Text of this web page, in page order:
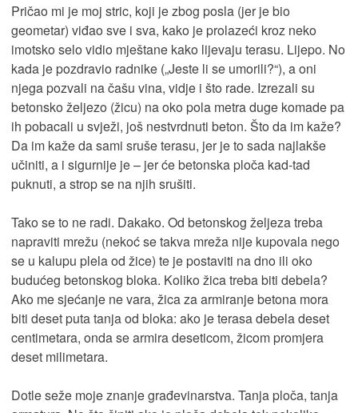
Pričao mi je moj stric, koji je zbog posla (jer je bio
geometar) viđao sve i sva, kako je prolazeći kroz neko
imotsko selo vidio mještane kako lijevaju terasu. Lijepo. No
kada je pozdravio radnike („Jeste li se umorili?“), a oni
njega pozvali na čašu vina, vidje i što rade. Izrezali su
betonsko željezo (žicu) na oko pola metra duge komade pa
ih pobacali u svježi, još nestvrdnuti beton. Što da im kaže?
Da im kaže da sami sruše terasu, jer je to sada najlakše
učiniti, a i sigurnije je – jer će betonska ploča kad-tad
puknuti, a strop se na njih srušiti.
Tako se to ne radi. Dakako. Od betonskog željeza treba
napraviti mrežu (nekoć se takva mreža nije kupovala nego
se u kalupu plela od žice) te je postaviti na dno ili oko
budućeg betonskog bloka. Koliko žica treba biti debela?
Ako me sjećanje ne vara, žica za armiranje betona mora
biti deset puta tanja od bloka: ako je terasa debela deset
centimetara, onda se armira deseticom, žicom promjera
deset milimetara.
Dotle seže moje znanje građevinarstva. Tanja ploča, tanja